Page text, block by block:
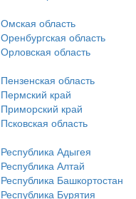
Омская область
Оренбургская область
Орловская область
Пензенская область
Пермский край
Приморский край
Псковская область
Республика Адыгея
Республика Алтай
Республика Башкортостан
Республика Бурятия